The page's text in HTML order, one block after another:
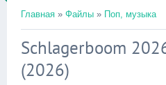
Главная » Файлы » Поп, музыка
Schlagerboom
(2026)